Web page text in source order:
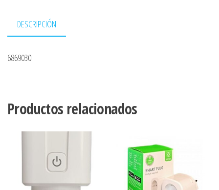
DESCRIPCIÓN
6869030
Productos relacionados